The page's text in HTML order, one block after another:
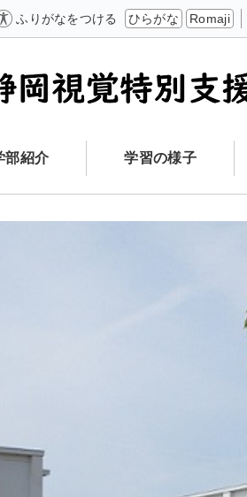
ふりがなをつける ひらがな Romaji
部紹介 学習の様子